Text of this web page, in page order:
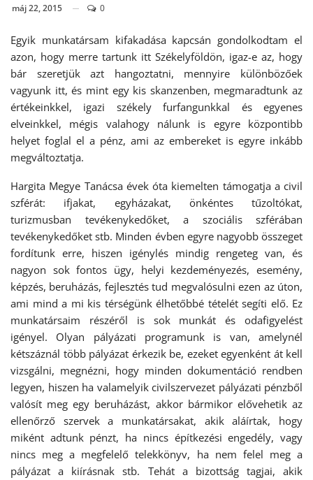
máj 22, 2015 0
Egyik munkatársam kifakadása kapcsán gondolkodtam el
azon, hogy merre tartunk itt Székelyföldön, igaz-e az, hogy
bár szeretjük azt hangoztatni, mennyire különbözőek
vagyunk itt, és mint egy kis skanzenben, megmaradtunk az
értékeinkkel, igazi székely furfangunkkal és egyenes
elveinkkel, mégis valahogy nálunk is egyre központibb
helyet foglal el a pénz, ami az embereket is egyre inkább
megváltoztatja.
Hargita Megye Tanácsa évek óta kiemelten támogatja a civil
szférát: ifjakat, egyházakat, önkéntes tűzoltókat,
turizmusban tevékenykedőket, a szociális szférában
tevékenykedőket stb. Minden évben egyre nagyobb összeget
fordítunk erre, hiszen igénylés mindig rengeteg van, és
nagyon sok fontos ügy, helyi kezdeményezés, esemény,
képzés, beruházás, fejlesztés tud megvalósulni ezen az úton,
ami mind a mi kis térségünk élhetőbbé tételét segíti elő. Ez
munkatársaim részéről is sok munkát és odafigyelést
igényel. Olyan pályázati programunk is van, amelynél
kétszáznál több pályázat érkezik be, ezeket egyenként át kell
vizsgálni, megnézni, hogy minden dokumentáció rendben
legyen, hiszen ha valamelyik civilszervezet pályázati pénzből
valósít meg egy beruházást, akkor bármikor elővehetik az
ellenőrző szervek a munkatársakat, akik aláírtak, hogy
miként adtunk pénzt, ha nincs építkezési engedély, vagy
nincs meg a megfelelő telekkönyv, ha nem felel meg a
pályázat a kiírásnak stb. Tehát a bizottság tagjai, akik